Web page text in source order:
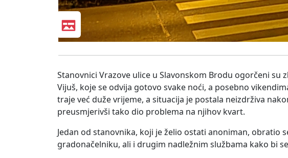
Stanovnici Vrazove ulice u Slavonskom Brodu ogorčeni
Vijuš, koje se odvija gotovo svake noći, a posebno
traje već duže vrijeme, a situacija je postala neizdrživa
preusmjerivši tako dio problema na njihov kvart.
Jedan od stanovnika, koji je želio ostati anoniman, obratio
gradonačelniku, ali i drugim nadležnim službama kako bi